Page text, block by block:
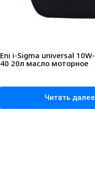
Eni i-Sigma universal 10W-
40 20л масло моторное
Читать далее